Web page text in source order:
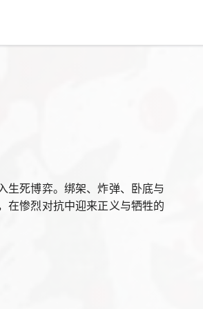
生死博弈。绑架、炸弹、卧底与
在惨烈对抗中迎来正义与牺牲的